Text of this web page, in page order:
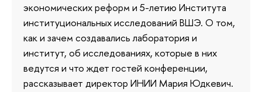
экономических реформ и 5-летию Института
институциональных исследований ВШЭ. О том,
как и зачем создавались лаборатория и
институт, об исследованиях, которые в них
ведутся и что ждет гостей конференции,
рассказывает директор ИНИИ Мария Юдкевич.